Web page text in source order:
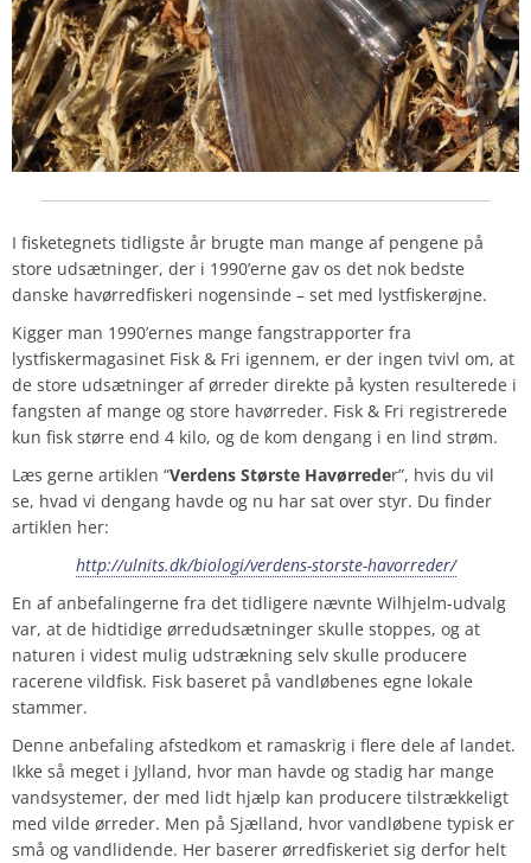
I fisketegnets tidligste år brugte man mange af pengene på
store udsætninger, der i 1990’erne gav os det nok bedste
danske havørredfiskeri nogensinde – set med lystfiskerøjne.
Kigger man 1990’ernes mange fangstrapporter fra
lystfiskermagasinet Fisk & Fri igennem, er der ingen tvivl om, at
de store udsætninger af ørreder direkte på kysten resulterede i
fangsten af mange og store havørreder. Fisk & Fri registrerede
kun fisk større end 4 kilo, og de kom dengang i en lind strøm.
Læs gerne artiklen “Verdens Største Havørreder”, hvis du vil
se, hvad vi dengang havde og nu har sat over styr. Du finder
artiklen her:
http://ulnits.dk/biologi/verdens-storste-havorreder/
En af anbefalingerne fra det tidligere nævnte Wilhjelm-udvalg
var, at de hidtidige ørredudsætninger skulle stoppes, og at
naturen i videst mulig udstrækning selv skulle producere
racerene vildfisk. Fisk baseret på vandløbenes egne lokale
stammer.
Denne anbefaling afstedkom et ramaskrig i flere dele af landet.
Ikke så meget i Jylland, hvor man havde og stadig har mange
vandsystemer, der med lidt hjælp kan producere tilstrækkeligt
med vilde ørreder. Men på Sjælland, hvor vandløbene typisk er
små og vandlidende. Her baserer ørredfiskeriet sig derfor helt